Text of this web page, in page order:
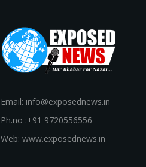
Email: info@exposednews.in
Ph.no :+91 9720556556
Web: www.exposednews.in